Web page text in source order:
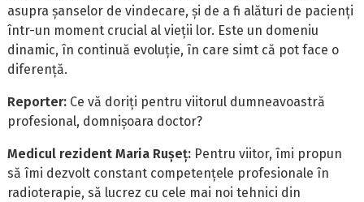
asupra șanselor de vindecare, și de a fi alături de pacienți
într-un moment crucial al vieții lor. Este un domeniu
dinamic, în continuă evoluție, în care simt că pot face o
diferență.
Reporter: Ce vă doriți pentru viitorul dumneavoastră
profesional, domnișoara doctor?
Medicul rezident Maria Rușeț: Pentru viitor, îmi propun
să îmi dezvolt constant competențele profesionale în
radioterapie, să lucrez cu cele mai noi tehnici din